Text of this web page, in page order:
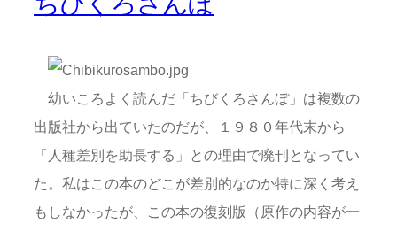
幼いころよく読んだ「ちびくろさんぼ」は複数の
出版社から出ていたのだが、１９８０年代末から
「人種差別を助長する」との理由で廃刊となってい
た。私はこの本のどこが差別的なのか特に深く考え
もしなかったが、この本の復刻版（原作の内容が一